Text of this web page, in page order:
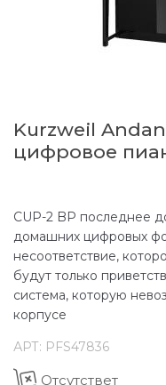
Kurzweil
цифровое
CUP-2 BP последнее
домашних цифровых
несоответствие,
будут только
система, которую
корпусе
АРТ: PFS47836
Отсутствет